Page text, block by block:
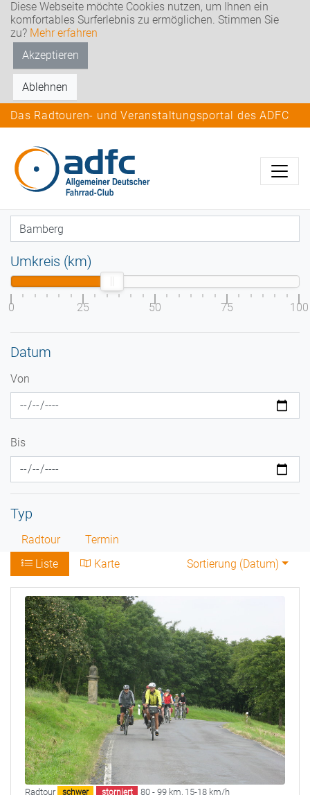
Diese Webseite möchte Cookies nutzen, um Ihnen ein
komfortables Surferlebnis zu ermöglichen. Stimmen Sie
zu? Mehr erfahren
Akzeptieren
Ablehnen
Das Radtouren- und Veranstaltungsportal des ADFC
Umkreis (km)
0 25 50 75 100
Datum
Von
Bis
Typ
Radtour
Termin
Liste
Karte Sortierung (Datum)
Radtour schwer storniert 80 - 99 km, 15-18 km/h